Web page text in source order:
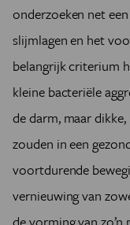
onderzoeken net
slijmlagen en het
belangrijk criterium
kleine bacteriële
de darm, maar
zouden in een
voortdurende
vernieuwing van